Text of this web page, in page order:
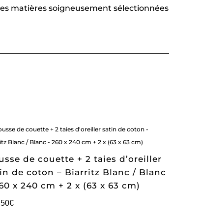
matières soigneusement sélectionnées
de couette + 2 taies d’oreiller
de coton – Biarritz Blanc / Blanc
x 240 cm + 2 x (63 x 63 cm)
€